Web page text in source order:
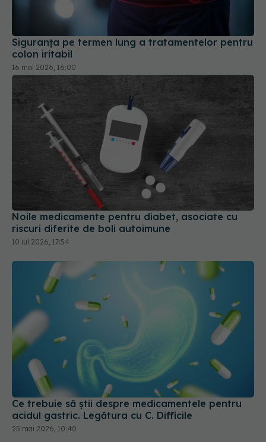
Siguranța pe termen lung a tratamentelor pentru
colon iritabil
16 mai 2026, 16:00
Noile medicamente pentru diabet, asociate cu
riscuri diferite de boli autoimune
10 iul 2026, 17:54
Ce trebuie să știi despre medicamentele pentru
acidul gastric. Legătura cu C. Difficile
25 mai 2026, 10:40